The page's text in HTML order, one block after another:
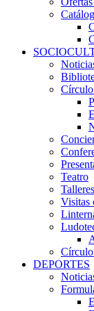
Círculo
Teatro
Talleres
Visitas
DEPORTES